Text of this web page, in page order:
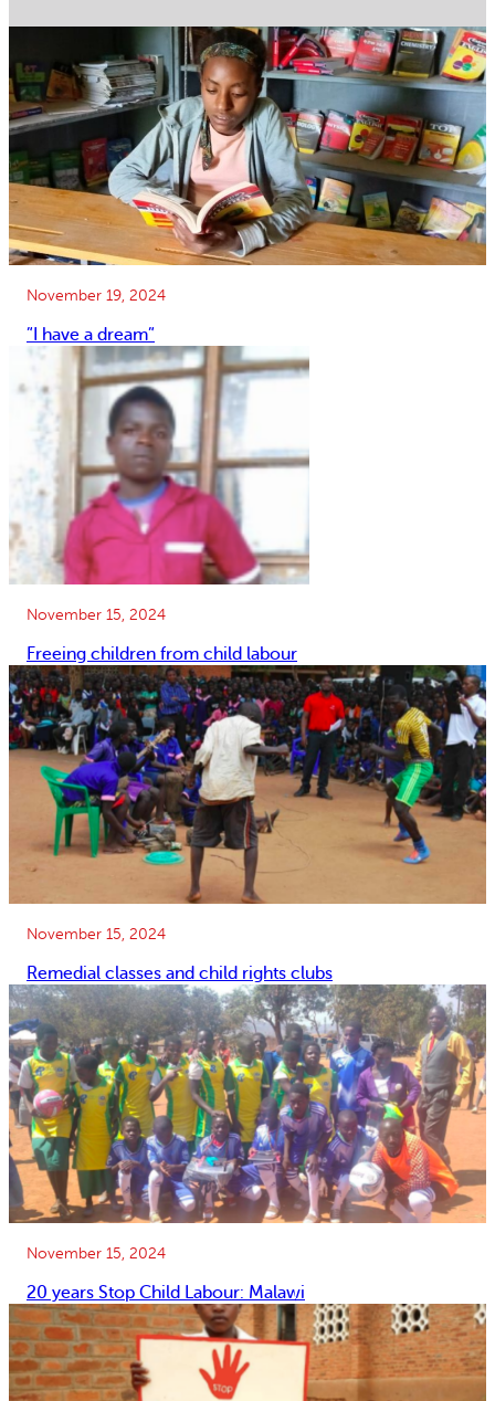
November 19, 2024
”I have a dream”
November 15, 2024
Freeing children from child labour
November 15, 2024
Remedial classes and child rights clubs
November 15, 2024
20 years Stop Child Labour: Malawi